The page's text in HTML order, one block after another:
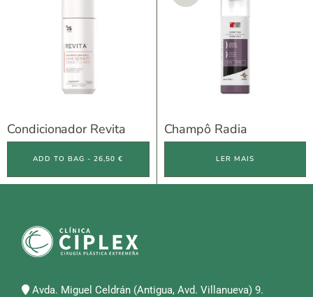
Condicionador Revita
ADD TO BAG - 26,50 €
Champô Radia
LER MAIS
Avda. Miguel Celdrán (Antigua, Avd. Villanueva) 9.